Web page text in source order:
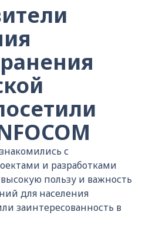
с
и разработками
пользу и важность
для населения
заинтересованность в